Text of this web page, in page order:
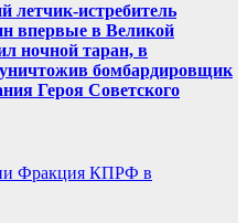
летчик-истребитель
впервые в Великой
ночной таран, в
бомбардировщик
Героя Советского
Фракция КПРФ в